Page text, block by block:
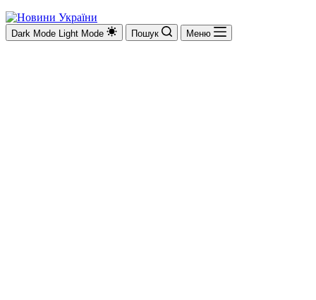
Dark Mode Light Mode Пошук Меню